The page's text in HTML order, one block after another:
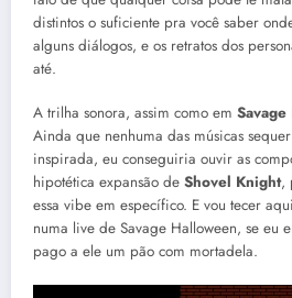
distintos o suficiente pra você saber
alguns diálogos, e os retratos dos
até.
A trilha sonora, assim como em
Ainda que nenhuma das músicas
inspirada, eu conseguiria ouvir as
hipotética expansão de Shovel Knight,
essa vibe em específico. E vou tecer
numa live de Savage Halloween, se eu
pago a ele um pão com mortadela.